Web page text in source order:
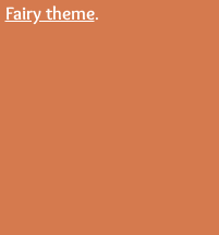
Fairy theme.